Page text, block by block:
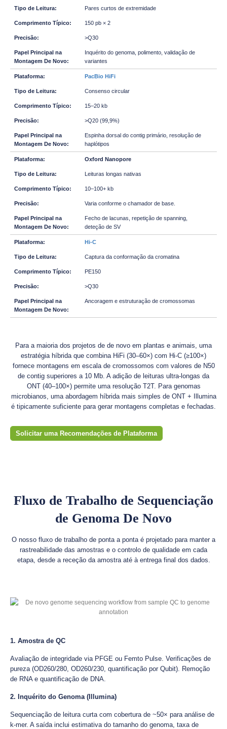
Pares curtos de extremidade
150 pb × 2
>Q30
Inquérito do genoma, polimento, validação de
variantes
PacBio HiFi
Consenso circular
15–20 kb
>Q20 (99,9%)
Espinha dorsal do contig primário, resolução de
haplótipos
Oxford Nanopore
Leituras longas nativas
10–100+ kb
Varia conforme o chamador de base.
Fecho de lacunas, repetição de spanning,
deteção de SV
Hi-C
Captura da conformação da cromatina
PE150
>Q30
Ancoragem e estruturação de cromossomas
Para a maioria dos projetos de de novo em plantas e animais, uma
estratégia híbrida que combina HiFi (30–60×) com Hi-C (≥100×)
fornece montagens em escala de cromossomos com valores de N50
de contig superiores a 10 Mb. A adição de leituras ultra-longas da
ONT (40–100×) permite uma resolução T2T. Para genomas
microbianos, uma abordagem híbrida mais simples de ONT + Illumina
é tipicamente suficiente para gerar montagens completas e fechadas.
Solicitar uma Recomendações de Plataforma
Fluxo de Trabalho de Sequenciação
de Genoma De Novo
O nosso fluxo de trabalho de ponta a ponta é projetado para manter a
rastreabilidade das amostras e o controlo de qualidade em cada
etapa, desde a receção da amostra até à entrega final dos dados.
1. Amostra de QC
Avaliação de integridade via PFGE ou Femto Pulse. Verificações de
pureza (OD260/280, OD260/230, quantificação por Qubit). Remoção
de RNA e quantificação de DNA.
2. Inquérito do Genoma (Illumina)
Sequenciação de leitura curta com cobertura de ~50× para análise de
k-mer. A saída inclui estimativa do tamanho do genoma, taxa de